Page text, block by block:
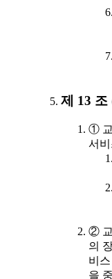
제 13 조
① 교
서
② 교
의
비
을